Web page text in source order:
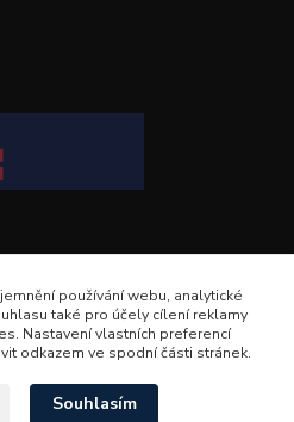
používání webu, analytické
také pro účely cílení reklamy
Nastavení vlastních preferencí
odkazem ve spodní části stránek.
Souhlasím